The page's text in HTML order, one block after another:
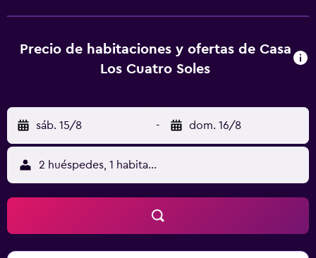
Medina Azahara. Estación de tren de Córdoba está a 30
Precio de habitaciones y ofertas de Casa
Los Cuatro Soles
sáb. 15/8 - dom. 16/8
2 huéspedes, 1 habitación